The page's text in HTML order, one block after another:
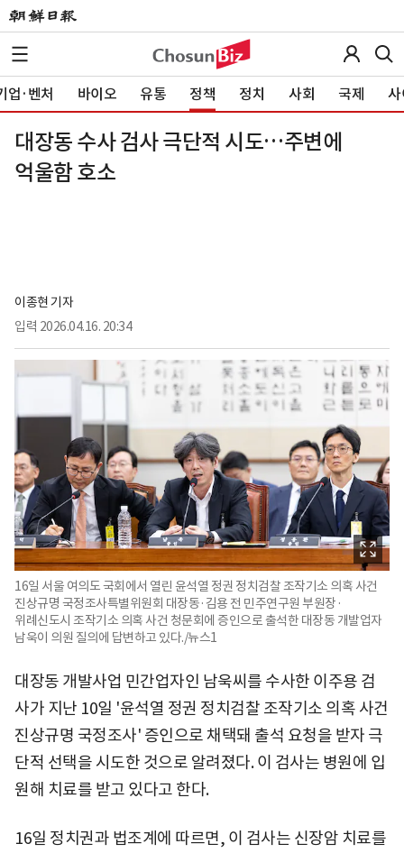
업·벤처 바이오 유통 정책 정치 사회 국제 사
대장동 수사 검사 극단적 시도…주변에
억울함 호소
이종현 기자
입력 2026.04.16. 20:34
16일 서울 여의도 국회에서 열린 윤석열 정권 정치검찰 조작기소 의혹 사건
진상규명 국정조사특별위원회 대장동·김용 전 민주연구원 부원장·
위례신도시 조작기소 의혹 사건 청문회에 증인으로 출석한 대장동 개발업자
남욱이 의원 질의에 답변하고 있다./뉴스1
대장동 개발사업 민간업자인 남욱씨를 수사한 이주용 검
사가 지난 10일 '윤석열 정권 정치검찰 조작기소 의혹 사건
진상규명 국정조사' 증인으로 채택돼 출석 요청을 받자 극
단적 선택을 시도한 것으로 알려졌다. 이 검사는 병원에 입
원해 치료를 받고 있다고 한다.
16일 정치권과 법조계에 따르면, 이 검사는 신장암 치료를